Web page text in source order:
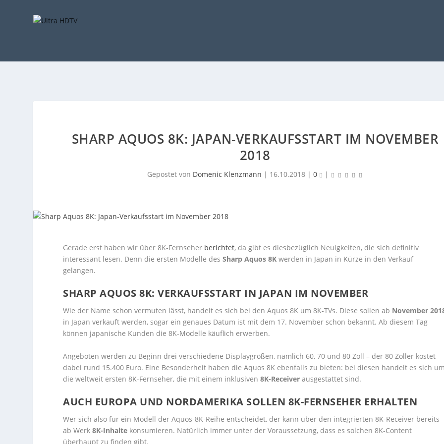
SHARP AQUOS 8K: JAPAN-VERKAUFSSTART IM NOVEMBER
2018
Gepostet von Domenic Klenzmann | 16.10.2018| 0 |
Gerade erst haben wir über 8K-Fernseher berichtet, da gibt es diesbezüglich Neuigkeiten, die sich definitiv
interessant lesen. Denn die ersten Modelle desSharp Aquos 8K werden in Japan in Kürze in den Verkauf
gelangen.
SHARP AQUOS 8K: VERKAUFSSTART IN JAPAN IM NOVEMBER
Wie der Name schon vermuten lässt, handelt es sich bei den Aquos 8K um 8K-TVs. Diese sollen ab November
in Japan verkauft werden, sogar ein genaues Datum ist mit dem 17. November schon bekannt. Ab diesem Tag
können japanische Kunden die 8K-Modelle käuflich erwerben.
Angeboten werden zu Beginn drei verschiedene Displaygrößen, nämlich 60, 70 und 80 Zoll – der 80 Zoller kostet
dabei rund 15.400 Euro. Eine Besonderheit haben die Aquos 8K ebenfalls zu bieten: bei diesen handelt es sich
die weltweit ersten 8K-Fernseher, die mit einem inklusiven8K-Receiver ausgestattet sind.
AUCH EUROPA UND NORDAMERIKA SOLLEN 8K-FERNSEHER ERHALTEN
Wer sich also für ein Modell der Aquos-8K-Reihe entscheidet, der kann über den integrierten 8K-Receiver bereits
ab Werk8K-Inhalte konsumieren. Natürlich immer unter der Voraussetzung, dass es solchen 8K-Content
überhaupt zu finden gibt.